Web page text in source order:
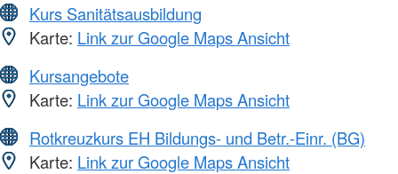
Kurs Sanitätsausbildung
Karte: Link zur Google Maps Ansicht
Kursangebote
Karte: Link zur Google Maps Ansicht
Rotkreuzkurs EH Bildungs- und Betr.-Einr. (BG)
Karte: Link zur Google Maps Ansicht